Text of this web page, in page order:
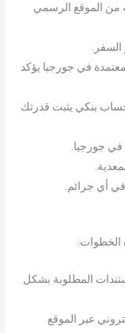
من الموقع الرسمي
في جورجيا يؤكد
بنكي يثبت قدرتك
جورجيا.
أي جرائم.
الخطوات:
المطلوبة بشكل
عبر الموقع